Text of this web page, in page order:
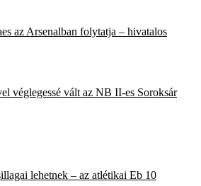
az Arsenalban folytatja – hivatalos
véglegessé vált az NB II-es Soroksár
lehetnek – az atlétikai Eb 10